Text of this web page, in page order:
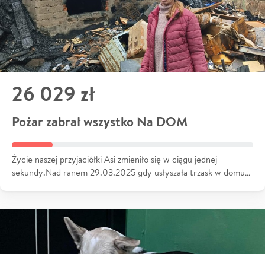
26 029 zł
Pożar zabrał wszystko Na DOM
Życie naszej przyjaciółki Asi zmieniło się w ciągu jednej
sekundy.Nad ranem 29.03.2025 gdy usłyszała trzask w domu…